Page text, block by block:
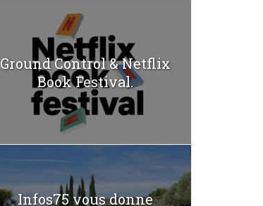
Ground Control & Netflix
Book Festival.
Infos75 vous donne